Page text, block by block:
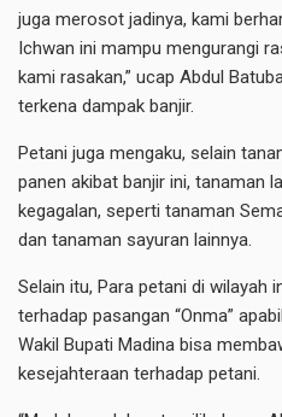
juga merosot jadinya, kami
Ichwan ini mampu mengurangi
kami rasakan,” ucap Abdul
terkena dampak banjir.
Petani juga mengaku, selain
panen akibat banjir ini, tanaman
kegagalan, seperti tanaman
dan tanaman sayuran lainnya.
Selain itu, Para petani di wilayah
terhadap pasangan “Onma”
Wakil Bupati Madina bisa
kesejahteraan terhadap petani.